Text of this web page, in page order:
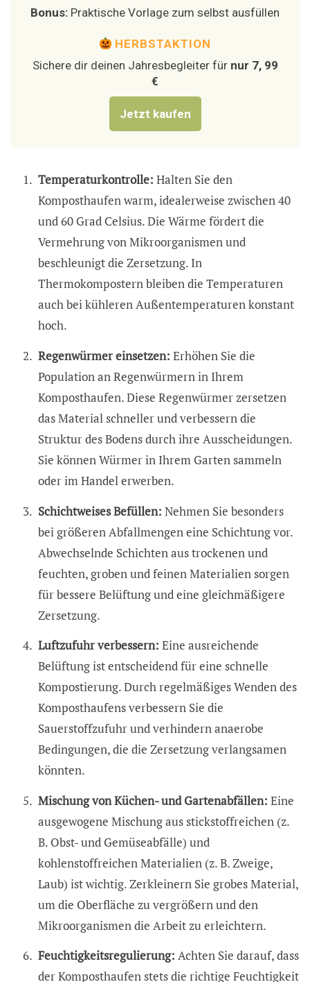
Bonus: Praktische Vorlage zum selbst ausfüllen
HERBSTAKTION
Sichere dir deinen Jahresbegleiter für nur 7, 99
€
Jetzt kaufen
Temperaturkontrolle: Halten Sie den
Komposthaufen warm, idealerweise zwischen 40
und 60 Grad Celsius. Die Wärme fördert die
Vermehrung von Mikroorganismen und
beschleunigt die Zersetzung. In
Thermokompostern bleiben die Temperaturen
auch bei kühleren Außentemperaturen konstant
hoch.
Regenwürmer einsetzen: Erhöhen Sie die
Population an Regenwürmern in Ihrem
Komposthaufen. Diese Regenwürmer zersetzen
das Material schneller und verbessern die
Struktur des Bodens durch ihre Ausscheidungen.
Sie können Würmer in Ihrem Garten sammeln
oder im Handel erwerben.
Schichtweises Befüllen: Nehmen Sie besonders
bei größeren Abfallmengen eine Schichtung vor.
Abwechselnde Schichten aus trockenen und
feuchten, groben und feinen Materialien sorgen
für bessere Belüftung und eine gleichmäßigere
Zersetzung.
Luftzufuhr verbessern: Eine ausreichende
Belüftung ist entscheidend für eine schnelle
Kompostierung. Durch regelmäßiges Wenden des
Komposthaufens verbessern Sie die
Sauerstoffzufuhr und verhindern anaerobe
Bedingungen, die die Zersetzung verlangsamen
könnten.
Mischung von Küchen- und Gartenabfällen: Eine
ausgewogene Mischung aus stickstoffreichen (z.
B. Obst- und Gemüseabfälle) und
kohlenstoffreichen Materialien (z. B. Zweige,
Laub) ist wichtig. Zerkleinern Sie grobes Material,
um die Oberfläche zu vergrößern und den
Mikroorganismen die Arbeit zu erleichtern.
Feuchtigkeitsregulierung: Achten Sie darauf, dass
der Komposthaufen stets die richtige Feuchtigkeit